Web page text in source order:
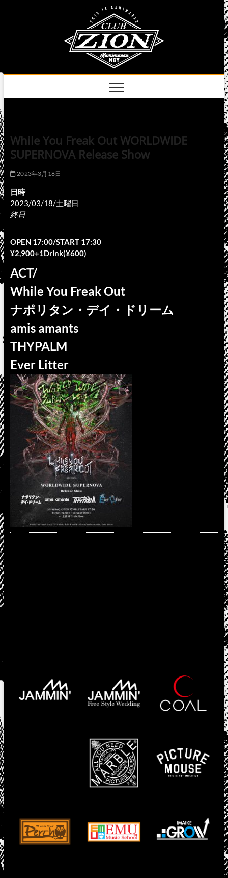
While You Freak Out WORLDWIDE
SUPERNOVA Release Show
2023年3月18日
日時
2023/03/18/土曜日
終日
OPEN 17:00/START 17:30
¥2,900+1Drink(¥600)
ACT/
While You Freak Out
ナポリタン・デイ・ドリーム
amis amants
THYPALM
Ever Litter